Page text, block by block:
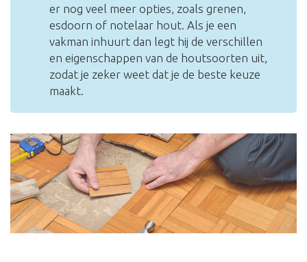
er nog veel meer opties, zoals grenen,
esdoorn of notelaar hout. Als je een
vakman inhuurt dan legt hij de verschillen
en eigenschappen van de houtsoorten uit,
zodat je zeker weet dat je de beste keuze
maakt.